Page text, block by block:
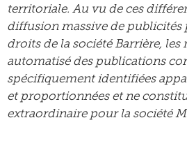
territoriale. Au vu de ces
diffusion massive de publicités
droits de la société Barrière, les
automatisé des publications
spécifiquement identifiées
et proportionnées et ne
extraordinaire pour la société